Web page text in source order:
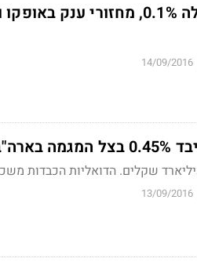
סגירה בת"א: המעו"ף עלה 0.1%,
14/09/2016
2.5%
13/09/2016